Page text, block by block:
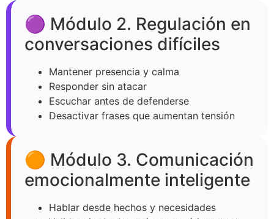
🟣 Módulo 2. Regulación en
conversaciones difíciles
Mantener presencia y calma
Responder sin atacar
Escuchar antes de defenderse
Desactivar frases que aumentan tensión
🟠 Módulo 3. Comunicación
emocionalmente inteligente
Hablar desde hechos y necesidades